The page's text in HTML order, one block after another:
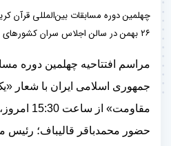
چهلمین دوره مسابقات بین‌المللی قرآن
۲۶ بهمن در سالن اجلاس سران کشورهای اسلامی کار خود را آغاز می‌کند.
مراسم افتتاحیه چهلمین دوره
جمهوری‌ اسلامی‌ ایران با شعار
حضور محمدباقر قالیباف؛